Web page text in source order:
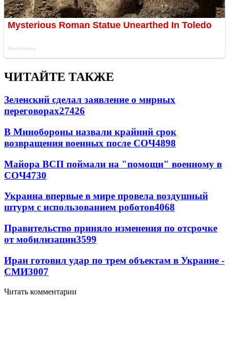
ЧИТАЙТЕ ТАКЖЕ
Зеленский сделал заявление о мирных
переговорах27426
В Минобороны назвали крайний срок
возвращения военных после СОЧ4898
Майора ВСП поймали на "помощи" военному в
СОЧ4730
Украина впервые в мире провела воздушный
штурм с использованием роботов4068
Правительство приняло изменения по отсрочке
от мобилизации3599
Иран готовил удар по трем объектам в Украине -
СМИ3007
Читать комментарии